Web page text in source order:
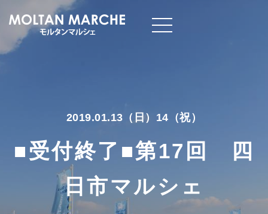
2019.01.13（日）14（祝）
■受付終了■第17回 四
日市マルシェ